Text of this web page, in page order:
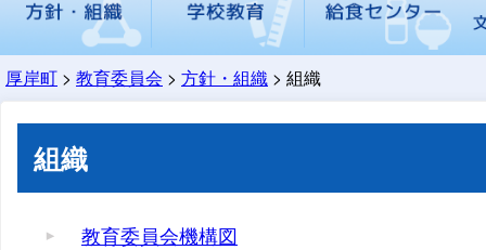
方針（教育行政方針）
組織
点検評価
教育委員会会議
教育長交際費 入学準備
転学などの手続
就学すべき学校の変更
小学校、中学校と通学
区域
小中学校適正配置
ふるさと教育 施設の概要及び
針
学校給食献立表
学校給食だより
学校給食食材の
物質検査
食物アレルギー
厚岸町 > 教育委員会 > 方針・組織 > 組織
組織
教育委員会機構図